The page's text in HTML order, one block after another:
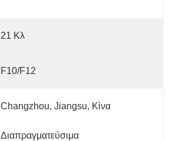
21 Κλ
F10/F12
Changzhou, Jiangsu, Κίνα
Διαπραγματεύσιμα